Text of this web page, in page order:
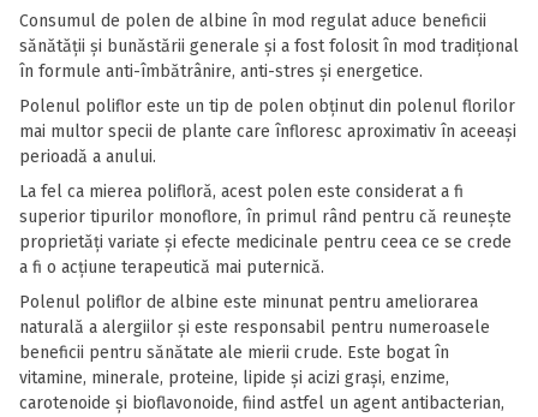
Consumul de polen de albine în mod regulat aduce beneficii
sănătății și bunăstării generale și a fost folosit în mod tradițional
în formule anti-îmbătrânire, anti-stres și energetice.
Polenul poliflor este un tip de polen obținut din polenul florilor
mai multor specii de plante care înfloresc aproximativ în aceeași
perioadă a anului.
La fel ca mierea polifloră, acest polen este considerat a fi
superior tipurilor monoflore, în primul rând pentru că reunește
proprietăți variate și efecte medicinale pentru ceea ce se crede
a fi o acțiune terapeutică mai puternică.
Polenul poliflor de albine este minunat pentru ameliorarea
naturală a alergiilor și este responsabil pentru numeroasele
beneficii pentru sănătate ale mierii crude. Este bogat în
vitamine, minerale, proteine, lipide și acizi grași, enzime,
carotenoide și bioflavonoide, fiind astfel un agent antibacterian,